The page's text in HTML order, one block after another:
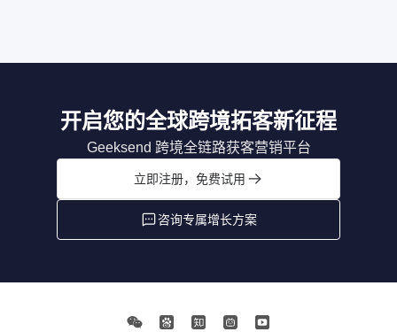
开启您的全球跨境拓客新征程
Geeksend 跨境全链路获客营销平台
立即注册，免费试用
咨询专属增长方案